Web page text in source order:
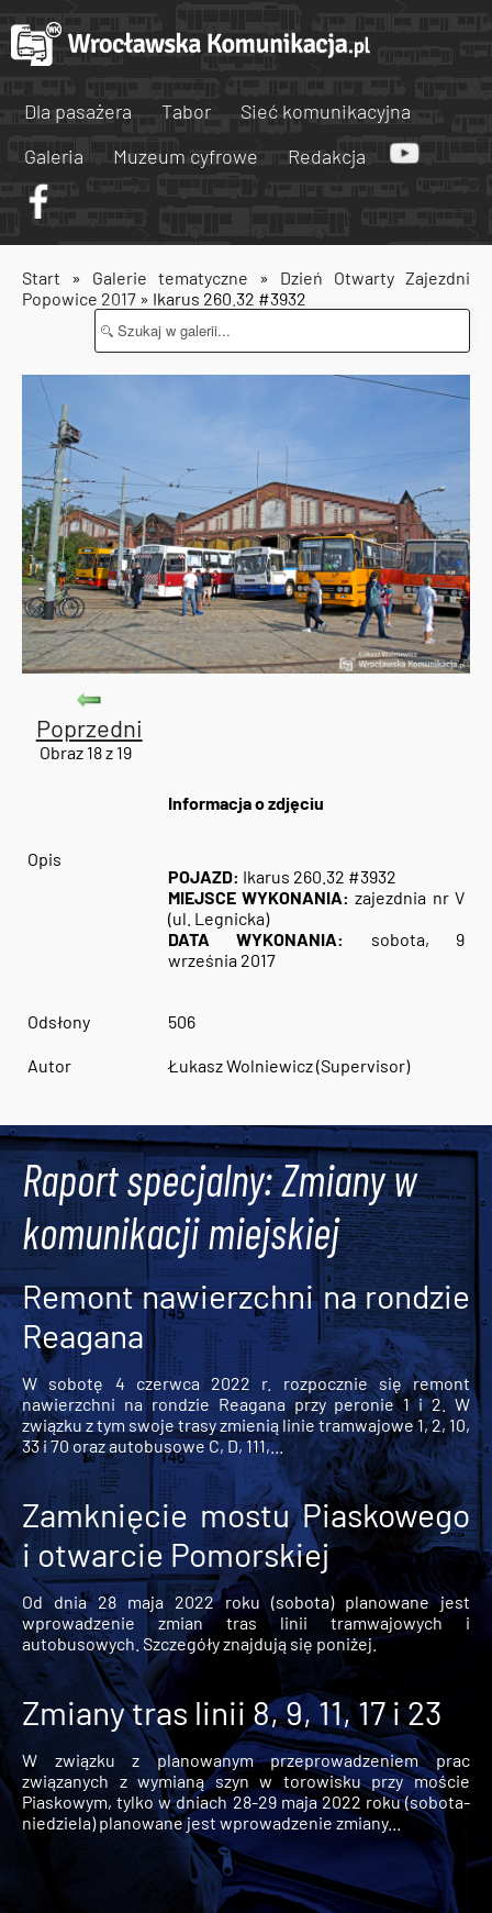
Dla pasażera Tabor
Sieć komunikacyjna
Galeria
Muzeum cyfrowe Redakcja
Start » Galerie tematyczne » Dzień Otwarty Zajezdni
Popowice 2017 » Ikarus 260.32 #3932
Poprzedni
Obraz 18 z 19
Informacja o zdjęciu
Opis
POJAZD: Ikarus 260.32 #3932
MIEJSCE WYKONANIA: zajezdnia nr V
(ul. Legnicka)
DATA WYKONANIA:
sobota, 9
września 2017
Odsłony 506
Autor Łukasz Wolniewicz (Supervisor)
Raport specjalny: Zmiany w
komunikacji miejskiej
Remont nawierzchni na rondzie
Reagana
W sobotę 4 czerwca 2022 r. rozpocznie się remont
nawierzchni na rondzie Reagana przy peronie 1 i 2. W
związku z tym swoje trasy zmienią linie tramwajowe 1, 2, 10,
33 i 70 oraz autobusowe C, D, 111,...
Zamknięcie mostu Piaskowego
i otwarcie Pomorskiej
Od dnia 28 maja 2022 roku (sobota) planowane jest
wprowadzenie zmian tras linii tramwajowych i
autobusowych. Szczegóły znajdują się poniżej.
Zmiany tras linii 8, 9, 11, 17 i 23
W związku z planowanym przeprowadzeniem prac
związanych z wymianą szyn w torowisku przy moście
Piaskowym, tylko w dniach 28-29 maja 2022 roku (sobota-
niedziela) planowane jest wprowadzenie zmiany...